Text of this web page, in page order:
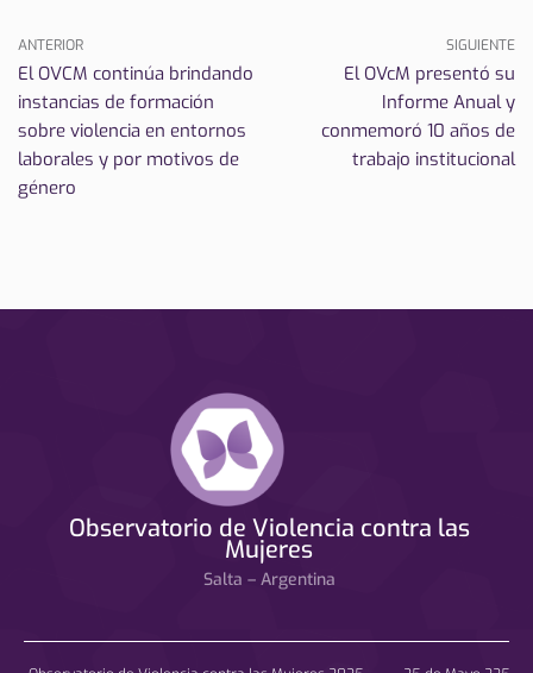
ANTERIOR
El OVCM continúa brindando
instancias de formación
sobre violencia en entornos
laborales y por motivos de
género
SIGUIENTE
El OVcM presentó su
Informe Anual y
conmemoró 10 años de
trabajo institucional
Observatorio de Violencia contra las
Mujeres
Salta – Argentina